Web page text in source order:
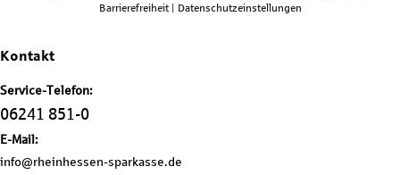
Barrierefreiheit | Datenschutzeinstellungen
Kontakt
Service-Telefon:
06241 851-0
E-Mail:
info@rheinhessen-sparkasse.de